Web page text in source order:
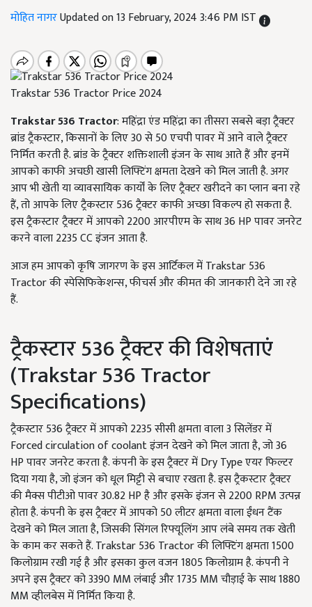
मोहित नागरUpdated on 13 February, 2024 3:46 PM IST
Trakstar 536 Tractor Price 2024
Trakstar 536 Tractor: महिंद्रा एंड महिंद्रा का तीसरा सबसे बड़ा ट्रैक्टर
ब्रांड ट्रैकस्टार, किसानों के लिए 30 से 50 एचपी पावर में आने वाले ट्रैक्टर
निर्मित करती है. ब्रांड के ट्रैक्टर शक्तिशाली इंजन के साथ आते हैं और इनमें
आपको काफी अचछी खासी लिफ्टिंग क्षमता देखने को मिल जाती है. अगर
आप भी खेती या व्यावसायिक कार्यों के लिए ट्रैक्टर खरीदने का प्लान बना रहे
हैं, तो आपके लिए ट्रैकस्टार 536 ट्रैक्टर काफी अच्छा विकल्प हो सकता है.
इस ट्रैकस्टार ट्रैक्टर में आपको 2200 आरपीएम के साथ 36 HP पावर जनरेट
करने वाला 2235 CC इंजन आता है.
आज हम आपको कृषि जागरण के इस आर्टिकल में Trakstar 536
Tractor की स्पेसिफिकेशन्स, फीचर्स और कीमत की जानकारी देने जा रहे
हैं.
ट्रैकस्टार 536 ट्रैक्टर की विशेषताएं
(Trakstar 536 Tractor
Specifications)
ट्रैकस्टार 536 ट्रैक्टर में आपको 2235 सीसी क्षमता वाला 3 सिलेंडर में
Forced circulation of coolant इंजन देखने को मिल जाता है, जो 36
HP पावर जनरेट करता है. कंपनी के इस ट्रैक्टर में Dry Type एयर फिल्टर
दिया गया है, जो इंजन को धूल मिट्टी से बचाए रखता है. इस ट्रैकस्टार ट्रैक्टर
की मैक्स पीटीओ पावर 30.82 HP है और इसके इंजन से 2200 RPM उत्पन्न
होता है. कंपनी के इस ट्रैक्टर में आपको 50 लीटर क्षमता वाला ईंधन टैंक
देखने को मिल जाता है, जिसकी सिंगल रिफ्यूलिंग आप लंबे समय तक खेती
के काम कर सकते हैं. Trakstar 536 Tractor की लिफ्टिंग क्षमता 1500
किलोग्राम रखी गई है और इसका कुल वजन 1805 किलोग्राम है. कंपनी ने
अपने इस ट्रैक्टर को 3390 MM लंबाई और 1735 MM चौड़ाई के साथ 1880
MM व्हीलबेस में निर्मित किया है.